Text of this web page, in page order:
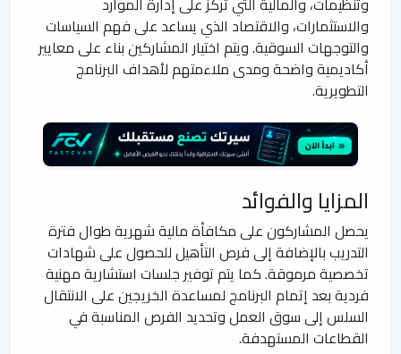
والاستثمارات، والاقتصاد الذي يساعد على فهم السياسات
والتوجهات السوقية. ويتم اختيار المشاركين بناء على معايير
أكاديمية واضحة ومدى ملاءمتهم لأهداف البرنامج
التطويرية.
المزايا والفوائد
يحصل المشاركون على مكافأة مالية شهرية طوال فترة
التدريب بالإضافة إلى فرص التأهيل للحصول على شهادات
تخصصية مرموقة. كما يتم توفير جلسات استشارية مهنية
فردية بعد إتمام البرنامج لمساعدة الخريجين على الانتقال
السلس إلى سوق العمل وتحديد الفرص المناسبة في
القطاعات المستهدفة.